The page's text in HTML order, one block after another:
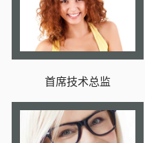
首席技术总监